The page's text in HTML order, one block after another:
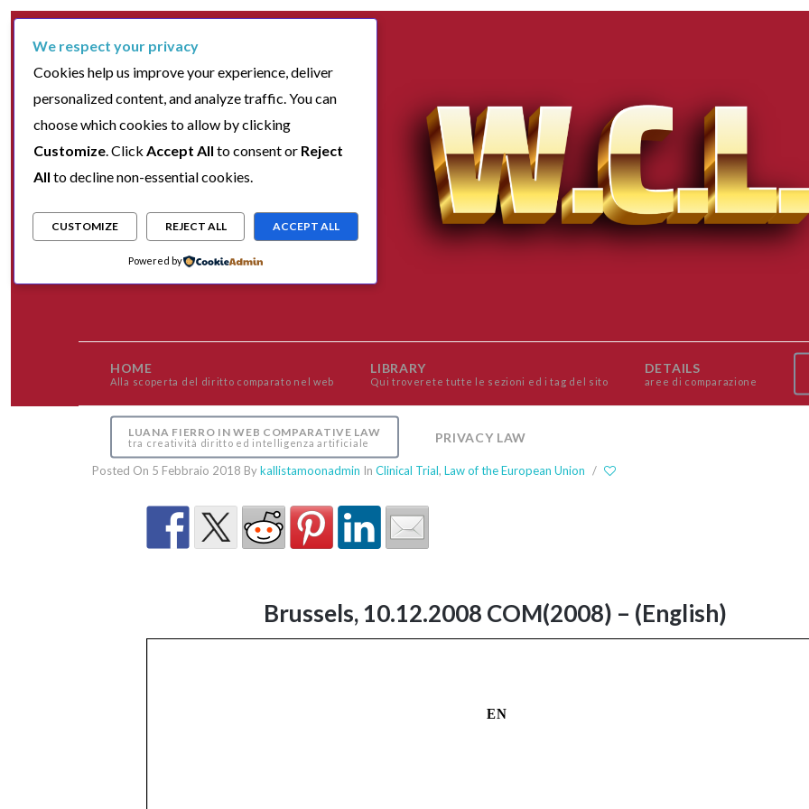
HOME
Alla scoperta del diritto comparato nel web
LIBRARY
Qui troverete tutte le sezioni ed i tag del sito
DETAILS
aree di comparazione
the
European
Union
LUANA FIERRO IN WEB COMPARATIVE LAW
tra creatività diritto ed intelligenza artificiale PRIVACY LAW
Posted On 5 Febbraio 2018 Bykallistamoonadmin In Clinical Trial, Law of the European Union /
Brussels, 10.12.2008 COM(2008) – (English)
We respect your privacy
Cookies help us improve your experience, deliver
personalized content, and analyze traffic. You can
choose which cookies to allow by clicking
Customize. Click Accept All to consent or Reject
All to decline non-essential cookies.
CUSTOMIZE REJECT ALL ACCEPT ALL
Powered by